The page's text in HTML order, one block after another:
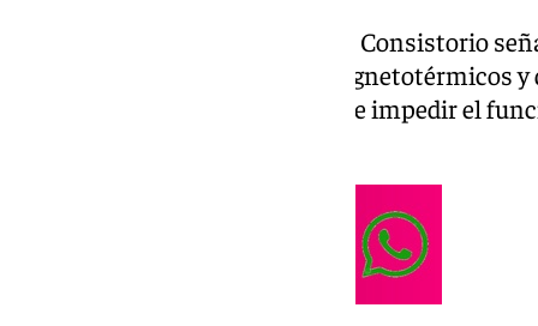
Según el texto de la denuncia, el Consistorio
los interruptores generales, magnetotérmicos
posición de apagado con el fin de impedir el